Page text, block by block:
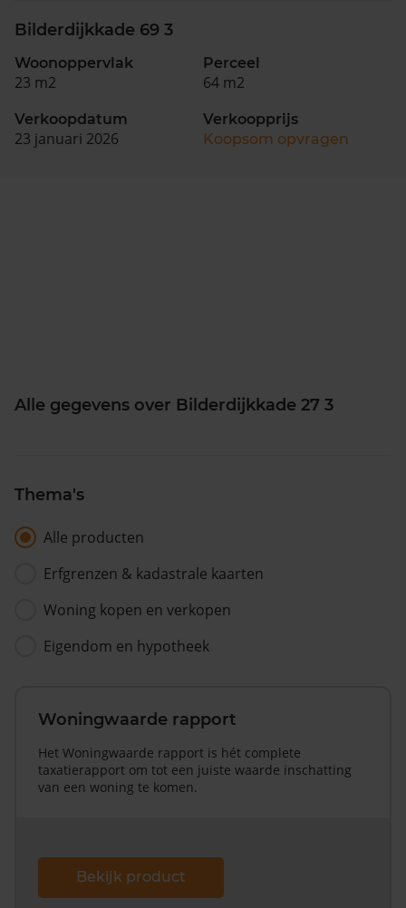
Bilderdijkkade 69 3
Woonoppervlak
23 m2
Perceel
64 m2
Verkoopdatum
23 januari 2026
Verkoopprijs
Koopsom opvragen
Alle gegevens over Bilderdijkkade 27 3
Thema's
Alle producten
Erfgrenzen & kadastrale kaarten
Woning kopen en verkopen
Eigendom en hypotheek
Woningwaarde rapport
Het Woningwaarde rapport is hét complete
taxatierapport om tot een juiste waarde inschatting
van een woning te komen.
Bekijk product